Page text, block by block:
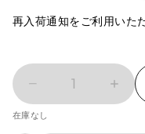
再入荷通知をご利用いた
1
在庫なし